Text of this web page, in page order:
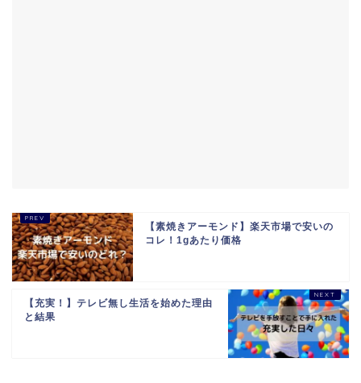
【素焼きアーモンド】楽天市場で安いの
コレ！1gあたり価格
【充実！】テレビ無し生活を始めた理由
と結果